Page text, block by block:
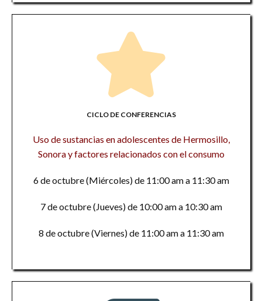
CICLO DE CONFERENCIAS
Uso de sustancias en adolescentes de Hermosillo,
Sonora y factores relacionados con el consumo
6 de octubre (Miércoles) de 11:00 am a 11:30 am
7 de octubre (Jueves) de 10:00 am a 10:30 am
8 de octubre (Viernes) de 11:00 am a 11:30 am